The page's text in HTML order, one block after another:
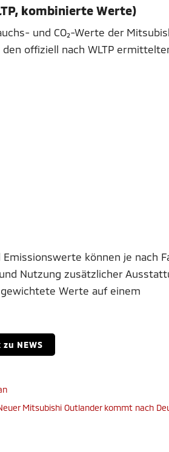
kombinierte Werte)
und CO₂-Werte der
offiziell nach WLTP
können je nach
Nutzung zusätzlicher
Werte auf einem
NEWS
Mitsubishi Outlander kommt nach